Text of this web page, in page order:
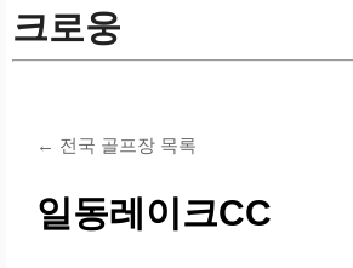
크로웅
← 전국 골프장 목록
일동레이크CC